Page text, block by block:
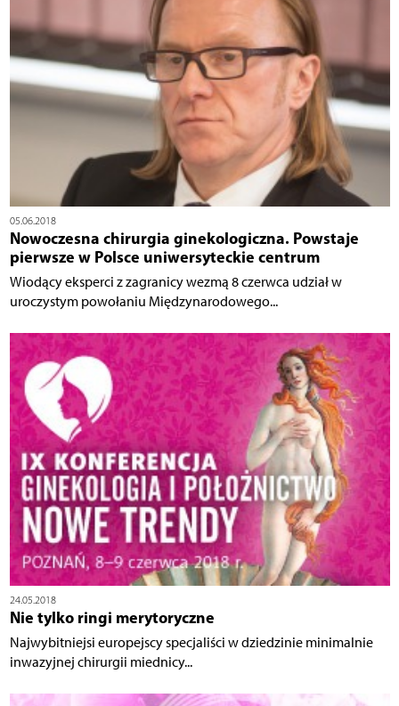
05.06.2018
Nowoczesna chirurgia ginekologiczna. Powstaje
pierwsze w Polsce uniwersyteckie centrum
Wiodący eksperci z zagranicy wezmą 8 czerwca udział w
uroczystym powołaniu Międzynarodowego...
24.05.2018
Nie tylko ringi merytoryczne
Najwybitniejsi europejscy specjaliści w dziedzinie minimalnie
inwazyjnej chirurgii miednicy...